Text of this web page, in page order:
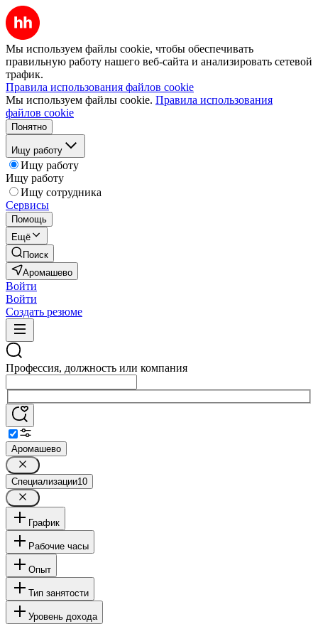
Мы используем файлы cookie, чтобы обеспечивать
правильную работу нашего веб-сайта и анализировать сетевой
трафик.
Правила использования файлов cookie
Мы используем файлы cookie. Правила использования
файлов cookie
Понятно
Ищу работу
Ищу работу
Ищу работу
Ищу сотрудника
Сервисы
Помощь
Ещё
Поиск
Аромашево
Войти
Войти
Создать резюме
Профессия, должность или компания
Аромашево
Специализации10
График
Рабочие часы
Опыт
Тип занятости
Уровень дохода